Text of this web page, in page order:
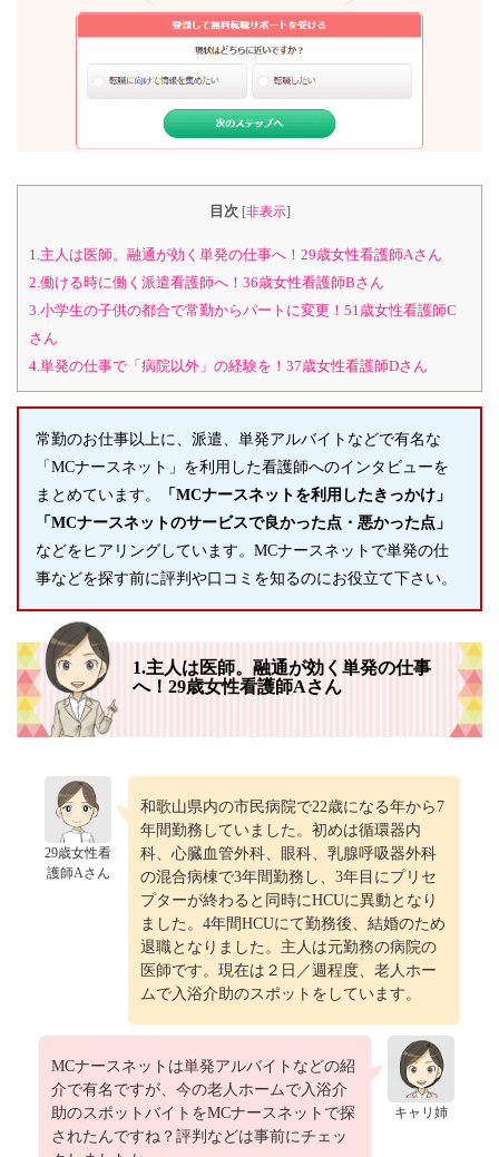
目次 [非表示]
1.主人は医師。融通が効く単発の仕事へ！29歳女性看護師Aさん
2.働ける時に働く派遣看護師へ！36歳女性看護師Bさん
3.小学生の子供の都合で常勤からパートに変更！51歳女性看護師C
さん
4.単発の仕事で「病院以外」の経験を！37歳女性看護師Dさん
常勤のお仕事以上に、派遣、単発アルバイトなどで有名な
「MCナースネット」を利用した看護師へのインタビューを
まとめています。
「MCナースネットを利用したきっかけ」
「MCナースネットのサービスで良かった点・悪かった点」
などをヒアリングしています。MCナースネットで単発の仕
事などを探す前に評判や口コミを知るのにお役立て下さい。
1.主人は医師。融通が効く単発の仕事
へ！29歳女性看護師Aさん
29歳女性看
護師Aさん
和歌山県内の市民病院で22歳になる年から7
年間勤務していました。初めは循環器内
科、心臓血管外科、眼科、乳腺呼吸器外科
の混合病棟で3年間勤務し、3年目にプリセ
プターが終わると同時にHCUに異動となり
ました。4年間HCUにて勤務後、結婚のため
退職となりました。主人は元勤務の病院の
医師です。現在は２日／週程度、老人ホー
ムで入浴介助のスポットをしています。
キャリ姉
MCナースネットは単発アルバイトなどの紹
介で有名ですが、今の老人ホームで入浴介
助のスポットバイトをMCナースネットで探
されたんですね？評判などは事前にチェッ